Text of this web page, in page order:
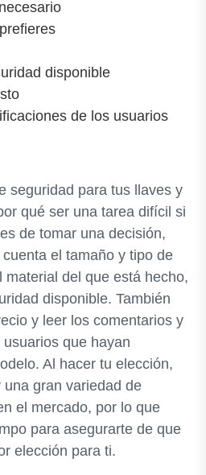
disponible
de los usuarios
seguridad para tus llaves y
qué ser una tarea difícil si
de tomar una decisión,
el tamaño y tipo de
del que está hecho,
disponible. También
y leer los comentarios y
que hayan
Al hacer tu elección,
gran variedad de
el mercado, por lo que
para asegurarte de que
elección para ti.